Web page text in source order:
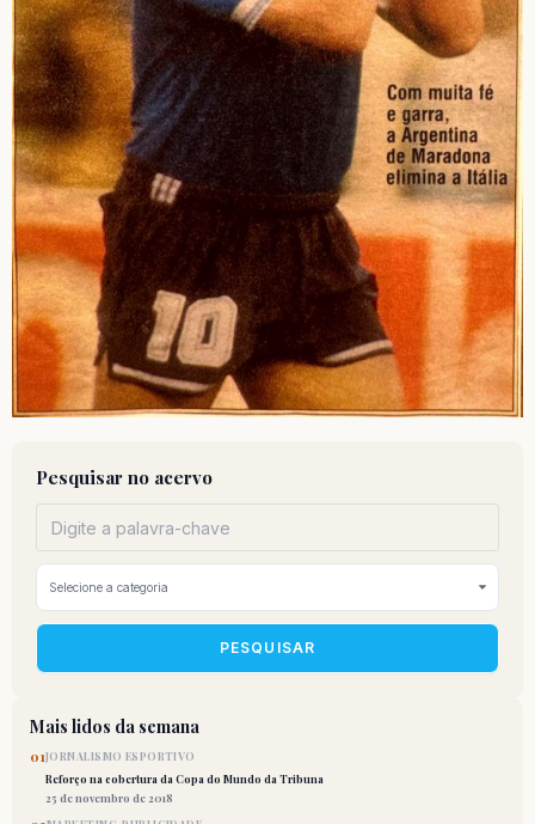
Pesquisar no acervo
PESQUISAR
Mais lidos da semana
01 JORNALISMO ESPORTIVO
Reforço na cobertura da Copa do Mundo da Tribuna
25 de novembro de 2018